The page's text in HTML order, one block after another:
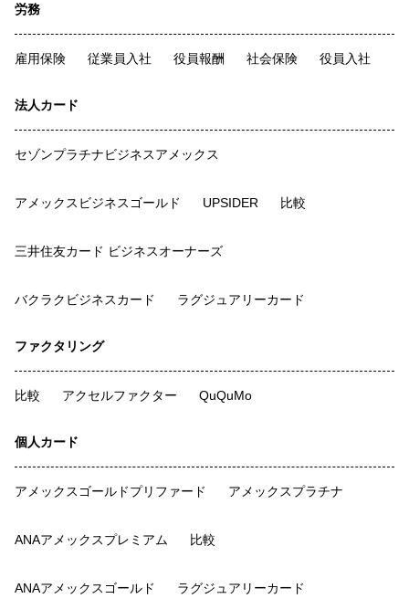
労務
雇用保険 従業員入社 役員報酬 社会保険 役員入社
法人カード
セゾンプラチナビジネスアメックス
アメックスビジネスゴールド UPSIDER 比較
三井住友カード ビジネスオーナーズ
バクラクビジネスカード ラグジュアリーカード
ファクタリング
比較 アクセルファクター QuQuMo
個人カード
アメックスゴールドプリファード アメックスプラチナ
ANAアメックスプレミアム 比較
ANAアメックスゴールド ラグジュアリーカード